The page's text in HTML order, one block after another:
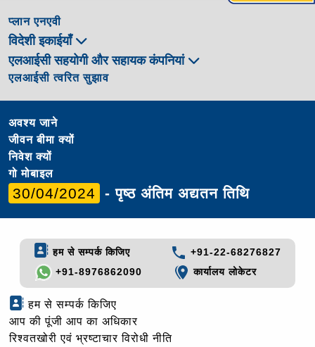
प्लान एनएवी
विदेशी इकाईयाँ
एलआईसी सहयोगी और सहायक कंपनियां
एलआईसी त्वरित सुझाव
अवश्य जाने
जीवन बीमा क्यों
निवेश क्यों
गो मोबाइल
30/04/2024 - पृष्ठ अंतिम अद्यतन तिथि
हम से सम्पर्क किजिए
+91-22-68276827
+91-8976862090
कार्यालय लोकेटर
हम से सम्पर्क किजिए
आप की पूंजी आप का अधिकार
रिश्वतखोरी एवं भ्रष्टाचार विरोधी नीति